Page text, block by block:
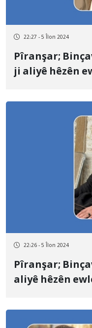
22:27 - 5 Îlon 2024
Pîranşar;
ji aliyê hêzên
22:26 - 5 Îlon 2024
Pîranşar;
aliyê hêzên